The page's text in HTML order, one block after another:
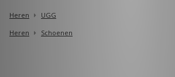
Heren
UGG
Heren
Schoenen